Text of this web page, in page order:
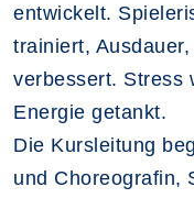
entwickelt.
trainiert,
verbessert. Stress
Energie getankt.
Die Kursleitung
und Choreografin,